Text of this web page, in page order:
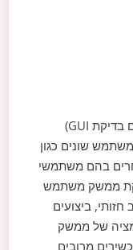
בדיקת ממשק משתמש (UI) (המכונה גם בדיקת GUI)
שונים כגון
בהם משתמשי
ממשק משתמש
חזותי, ביצועים
של ממשק
מרובים